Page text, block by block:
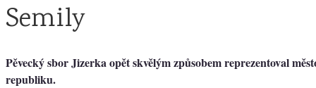
Semily
Pěvecký sbor Jizerka opět skvělým způsobem reprezentoval
republiku.